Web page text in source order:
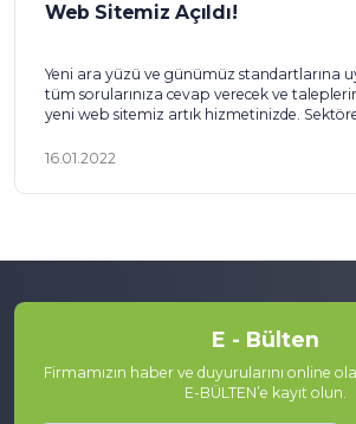
Web Sitemiz Açıldı!
Yeni ara yüzü ve günümüz standartlarına
tüm sorularınıza cevap verecek ve
yeni web sitemiz artık hizmetinizde.
kolaylıkla ulaşabilir, bizimle iletişim
16.01.2022
E - Bülten
Firmamızın haber ve duyurularını online
E-BÜLTEN’e kayıt olun.